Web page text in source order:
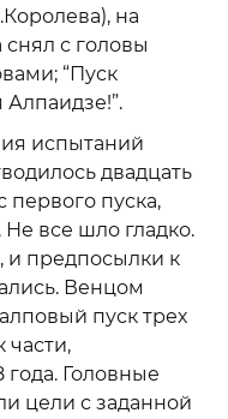
на
с головы
“Пуск
Алпаидзе!”.
испытаний
двадцать
первого пуска,
все шло гладко.
и предпосылки к
Венцом
пуск трех
части,
года. Головные
цели с заданной